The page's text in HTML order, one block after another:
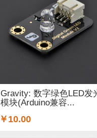
Gravity: 数字绿色LED发
模块(Arduino兼容...
￥10.00